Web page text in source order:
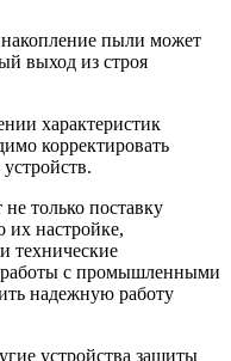
пыли может
выход из строя
характеристик
корректировать
только поставку
их настройке,
технические
с промышленными
надежную работу
устройства защиты